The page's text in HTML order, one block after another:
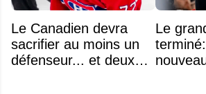
Le Canadien devra
sacrifier au moins un
défenseur... et deux
Le